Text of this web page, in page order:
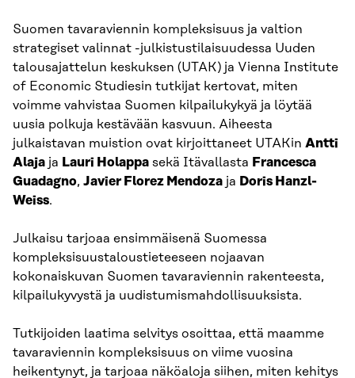
Suomen tavaraviennin kompleksisuus ja valtion
strategiset valinnat -julkistustilaisuudessa Uuden
talousajattelun keskuksen (UTAK) ja Vienna Institute
of Economic Studiesin tutkijat kertovat, miten
voimme vahvistaa Suomen kilpailukykyä ja löytää
uusia polkuja kestävään kasvuun. Aiheesta
julkaistavan muistion ovat kirjoittaneet UTAKin Antti
Alaja ja Lauri Holappa sekä Itävallasta Francesca
Guadagno, Javier Florez Mendoza ja Doris Hanzl-
Weiss.
Julkaisu tarjoaa ensimmäisenä Suomessa
kompleksisuustaloustieteeseen nojaavan
kokonaiskuvan Suomen tavaraviennin rakenteesta,
kilpailukyvystä ja uudistumismahdollisuuksista.
Tutkijoiden laatima selvitys osoittaa, että maamme
tavaraviennin kompleksisuus on viime vuosina
heikentynyt, ja tarjoaa näköaloja siihen, miten kehitys